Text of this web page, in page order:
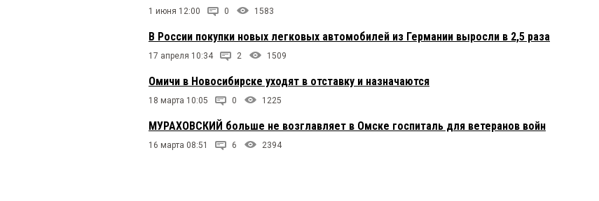
1 июня 12:00 0 1583
В России покупки новых легковых автомобилей из Германии выросли в 2,5 раза
17 апреля 10:34 2 1509
Омичи в Новосибирске уходят в отставку и назначаются
18 марта 10:05 0 1225
МУРАХОВСКИЙ больше не возглавляет в Омске госпиталь для ветеранов войн
16 марта 08:51 6 2394